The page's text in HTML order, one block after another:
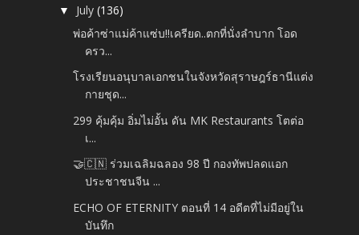
▼ July(136)
พ่อค้าซ่าแม่ค้าแซ่บ!!เครียด..ตกที่นั่งลำบาก โอด
ครว...
โรงเรียนอนุบาลเอกชนในจังหวัดสุราษฎร์ธานีแต่ง
กายชุด...
299 คุ้มคุ้ม อิ่มไม่อั้น ดัน MK Restaurants โตต่อ
เ...
🤝🇨🇳 ร่วมเฉลิมฉลอง 98 ปี กองทัพปลดแอก
ประชาชนจีน ...
ECHO OF ETERNITY ตอนที่ 14 อดีตที่ไม่มีอยู่ใน
บันทึก